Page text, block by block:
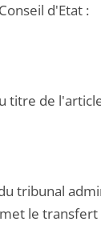
d'Etat :
titre de
tribunal
le